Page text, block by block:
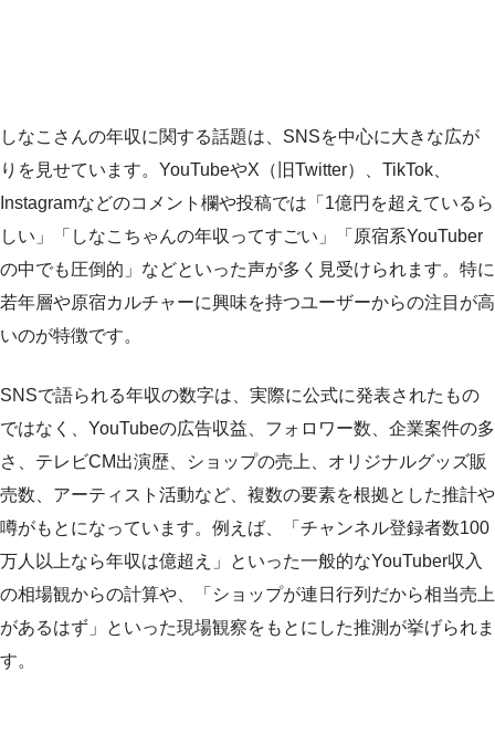
しなこさんの年収に関する話題は、SNSを中心に大きな広が
りを見せています。YouTubeやX（旧Twitter）、TikTok、
Instagramなどのコメント欄や投稿では「1億円を超えているら
しい」「しなこちゃんの年収ってすごい」「原宿系YouTuber
の中でも圧倒的」などといった声が多く見受けられます。特に
若年層や原宿カルチャーに興味を持つユーザーからの注目が高
いのが特徴です。
SNSで語られる年収の数字は、実際に公式に発表されたもの
ではなく、YouTubeの広告収益、フォロワー数、企業案件の多
さ、テレビCM出演歴、ショップの売上、オリジナルグッズ販
売数、アーティスト活動など、複数の要素を根拠とした推計や
噂がもとになっています。例えば、「チャンネル登録者数100
万人以上なら年収は億超え」といった一般的なYouTuber収入
の相場観からの計算や、「ショップが連日行列だから相当売上
があるはず」といった現場観察をもとにした推測が挙げられま
す。